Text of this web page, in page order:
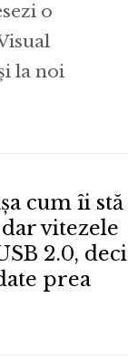
o
la noi
cum îi stă
vitezele
2.0, deci
prea